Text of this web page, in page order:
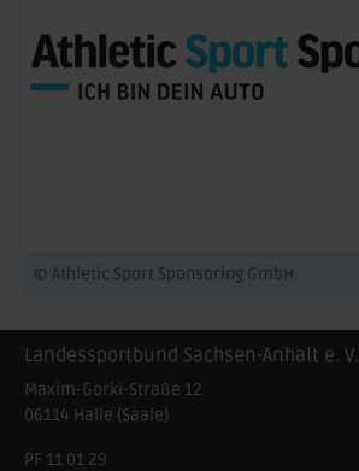
© Athletic Sport Sponsoring GmbH
Landessportbund Sachsen-Anhalt e. V.
Maxim-Gorki-Straße 12
06114 Halle (Saale)
PF 11 01 29